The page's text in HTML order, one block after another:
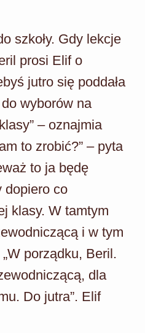
szkoły. Gdy lekcje
prosi Elif o
jutro się poddała
wyborów na
– oznajmia
to zrobić?” – pyta
to ja będę
dopiero co
klasy. W tamtym
i w tym
porządku, Beril.
dla
Do jutra”. Elif